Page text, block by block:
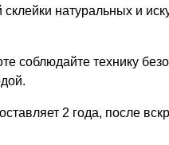
натуральных и
соблюдайте технику
2 года, после